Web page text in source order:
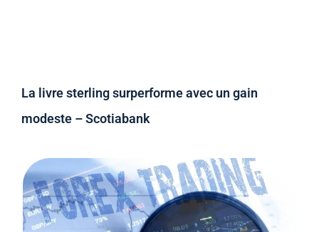
La livre sterling surperforme avec un gain
modeste – Scotiabank